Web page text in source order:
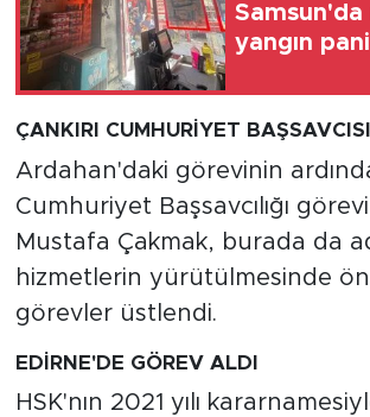
yangın
ÇANKIRI CUMHURİYET
Ardahan'daki görevinin
Cumhuriyet Başsavcılığı
Mustafa Çakmak, burada da
hizmetlerin yürütülmesinde
görevler üstlendi.
EDİRNE'DE GÖREV ALDI
HSK'nın 2021 yılı